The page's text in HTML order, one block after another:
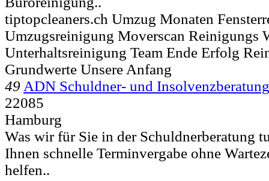
tiptopcleaners.ch Umzug Monaten
Umzugsreinigung Moverscan Reinigungs
Unterhaltsreinigung Team Ende Erfolg
Grundwerte Unsere Anfang
49 ADN Schuldner- und Insolvenzberatung
22085
Hamburg
Was wir für Sie in der Schuldnerberatung
Ihnen schnelle Terminvergabe ohne
helfen..